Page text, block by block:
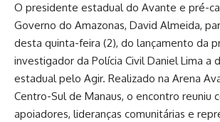
O presidente estadual do Avante e pré-
Governo do Amazonas, David Almeida,
desta quinta-feira (2), do lançamento da
investigador da Polícia Civil Daniel Lima a
estadual pelo Agir. Realizado na Arena
Centro-Sul de Manaus, o encontro reuniu
apoiadores, lideranças comunitárias e